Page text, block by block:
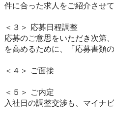
件に合った求人をご紹介させて
＜３＞ 応募日程調整
応募のご意思をいただき次第
を高めるために、「応募書類
＜４＞ ご面接
＜５＞ ご内定
入社日の調整交渉も、マイナ